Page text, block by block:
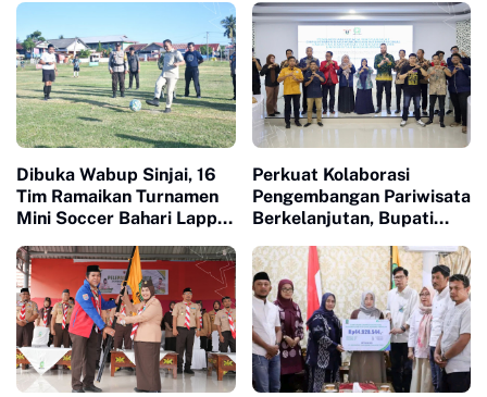
Dibuka Wabup Sinjai, 16
Tim Ramaikan Turnamen
Mini Soccer Bahari Lappa
Perkuat Kolaborasi
Pengembangan Pariwisata
Berkelanjutan, Bupati
Masyarakat FISIP Unhas